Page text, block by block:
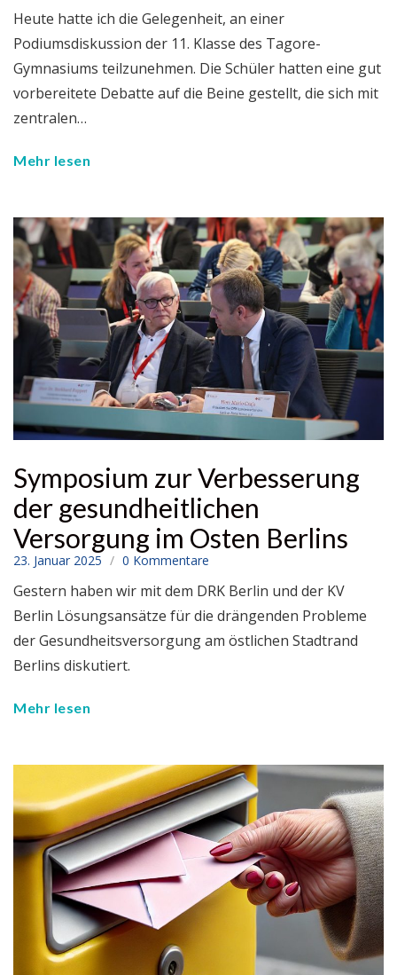
Heute hatte ich die Gelegenheit, an einer
Podiumsdiskussion der 11. Klasse des Tagore-
Gymnasiums teilzunehmen. Die Schüler hatten eine gut
vorbereitete Debatte auf die Beine gestellt, die sich mit
zentralen…
Mehr lesen
Symposium zur Verbesserung
der gesundheitlichen
Versorgung im Osten Berlins
23. Januar 2025 0 Kommentare
Gestern haben wir mit dem DRK Berlin und der KV
Berlin Lösungsansätze für die drängenden Probleme
der Gesundheitsversorgung am östlichen Stadtrand
Berlins diskutiert.
Mehr lesen